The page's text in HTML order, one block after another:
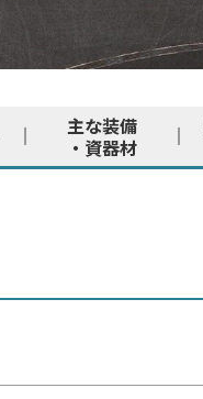
主な装備
・資器材